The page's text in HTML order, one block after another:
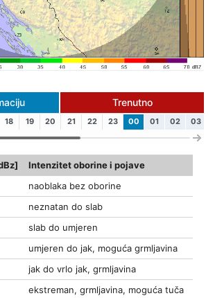
Trenutno
18 19 20 21 22 23 00 01 02 03
Intenzitet oborine i pojave
naoblaka bez oborine
neznatan do slab
slab do umjeren
umjeren do jak, moguća grmljavina
jak do vrlo jak, grmljavina
ekstreman, grmljavina, moguća tuča